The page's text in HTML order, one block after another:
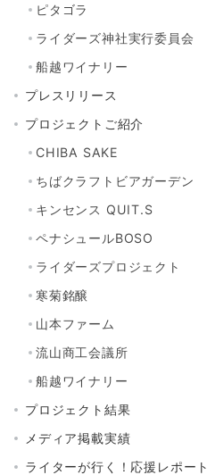
ピタゴラ
ライダーズ神社実行委員会
船越ワイナリー
プレスリリース
プロジェクトご紹介
CHIBA SAKE
ちばクラフトビアガーデン
キンセンス QUIT.S
ペナシュールBOSO
ライダーズプロジェクト
寒菊銘醸
山本ファーム
流山商工会議所
船越ワイナリー
プロジェクト結果
メディア掲載実績
ライターが行く！応援レポート